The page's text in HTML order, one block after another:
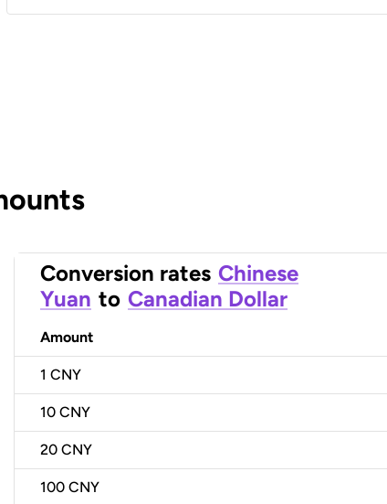
Conversion rates Chinese
Yuan to Canadian Dollar
Amount
1 CNY
10 CNY
20 CNY
100 CNY